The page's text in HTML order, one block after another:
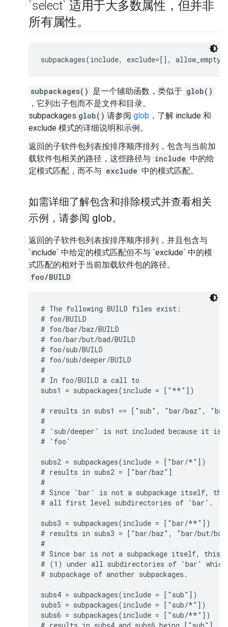
`select` 适用于大多数属性，但并非
所有属性。
subpackages(include, exclude=[],
subpackages() 是一个辅助函数，类似于 glob()
，它列出子包而不是文件和目录。
subpackages glob() 请参阅 glob ，了解 include 和
exclude 模式的详细说明和示例。
返回的子软件包列表按排序顺序排列，包含与当前加
载软件包相关的路径，这些路径与 include 中的给
定模式匹配，而不与 exclude 中的模式匹配。
如需详细了解包含和排除模式并查看相关
示例，请参阅 glob。
返回的子软件包列表按排序顺序排列，并且包含与
`include` 中给定的模式匹配但不与 `exclude` 中的模
式匹配的相对于当前加载软件包的路径。
foo/BUILD
# The following BUILD files exist:
# foo/BUILD
# foo/bar/baz/BUILD
# foo/bar/but/bad/BUILD
# foo/sub/BUILD
# foo/sub/deeper/BUILD
#
# In foo/BUILD a call to
subs1 = subpackages(include = ["**"])
# results in subs1 == ["sub", "bar/baz",
#
# 'sub/deeper' is not included because it is
# 'foo'
subs2 = subpackages(include = ["bar/*"])
# results in subs2 = ["bar/baz"]
#
# Since 'bar' is not a subpackage itself, this
# all first level subdirectories of 'bar'.
subs3 = subpackages(include = ["bar/**"])
# results in subs3 = ["bar/baz", "bar/but/
#
# Since bar is not a subpackage itself, this
# (1) under all subdirectories of 'bar'
# subpackage of another subpackages.
subs4 = subpackages(include = ["sub"])
subs5 = subpackages(include = ["sub/*"])
subs6 = subpackages(include = ["sub/**"])